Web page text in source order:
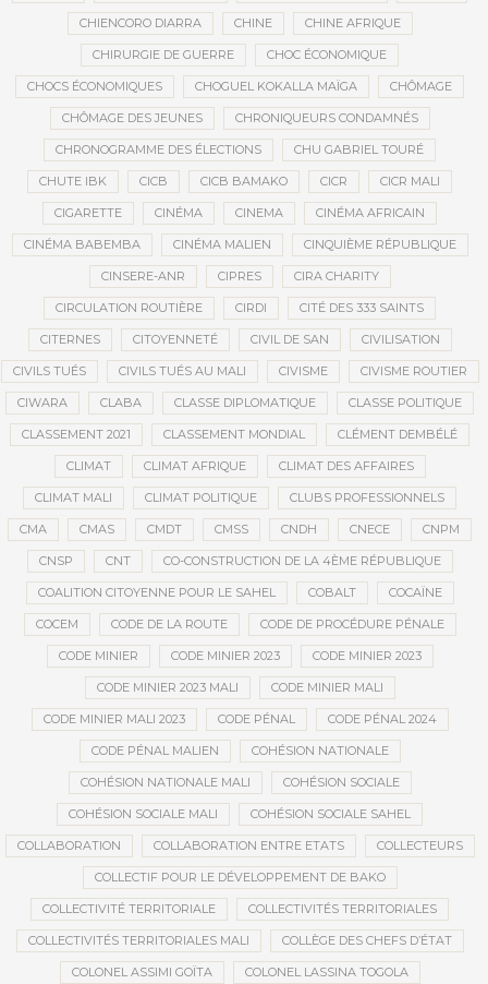
CHIENCORO DIARRA CHINE CHINE AFRIQUE
CHIRURGIE DE GUERRE CHOC ÉCONOMIQUE
CHOCS ÉCONOMIQUES CHOGUEL KOKALLA MAÏGA CHÔMAGE
CHÔMAGE DES JEUNES CHRONIQUEURS CONDAMNÉS
CHRONOGRAMME DES ÉLECTIONS CHU GABRIEL TOURÉ
CHUTE IBK CICB CICB BAMAKO CICR CICR MALI
CIGARETTE CINÉMA CINEMA CINÉMA AFRICAIN
CINÉMA BABEMBA CINÉMA MALIEN CINQUIÈME RÉPUBLIQUE
CINSERE-ANR CIPRES CIRA CHARITY
CIRCULATION ROUTIÈRE CIRDI CITÉ DES 333 SAINTS
CITERNES CITOYENNETÉ CIVIL DE SAN CIVILISATION
CIVILS TUÉS CIVILS TUÉS AU MALI CIVISME CIVISME ROUTIER
CIWARA CLABA CLASSE DIPLOMATIQUE CLASSE POLITIQUE
CLASSEMENT 2021 CLASSEMENT MONDIAL CLÉMENT DEMBÉLÉ
CLIMAT CLIMAT AFRIQUE CLIMAT DES AFFAIRES
CLIMAT MALI CLIMAT POLITIQUE CLUBS PROFESSIONNELS
CMA CMAS CMDT CMSS CNDH CNECE CNPM
CNSP CNT CO-CONSTRUCTION DE LA 4ÈME RÉPUBLIQUE
COALITION CITOYENNE POUR LE SAHEL COBALT COCAÏNE
COCEM CODE DE LA ROUTE CODE DE PROCÉDURE PÉNALE
CODE MINIER CODE MINIER 2023 CODE MINIER 2023
CODE MINIER 2023 MALI CODE MINIER MALI
CODE MINIER MALI 2023 CODE PÉNAL CODE PÉNAL 2024
CODE PÉNAL MALIEN COHÉSION NATIONALE
COHÉSION NATIONALE MALI COHÉSION SOCIALE
COHÉSION SOCIALE MALI COHÉSION SOCIALE SAHEL
COLLABORATION COLLABORATION ENTRE ETATS COLLECTEURS
COLLECTIF POUR LE DÉVELOPPEMENT DE BAKO
COLLECTIVITÉ TERRITORIALE COLLECTIVITÉS TERRITORIALES
COLLECTIVITÉS TERRITORIALES MALI COLLÈGE DES CHEFS D’ÉTAT
COLONEL ASSIMI GOÏTA COLONEL LASSINA TOGOLA